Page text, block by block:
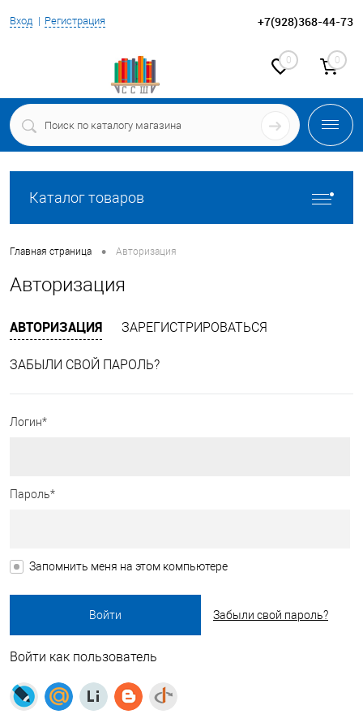
Вход Регистрация +7(928)368-44-73
0 0
Каталог товаров
Главная страница • Авторизация
Авторизация
АВТОРИЗАЦИЯ ЗАРЕГИСТРИРОВАТЬСЯ
ЗАБЫЛИ СВОЙ ПАРОЛЬ?
Логин*
Пароль*
Запомнить меня на этом компьютере
Забыли свой пароль?
Войти как пользователь